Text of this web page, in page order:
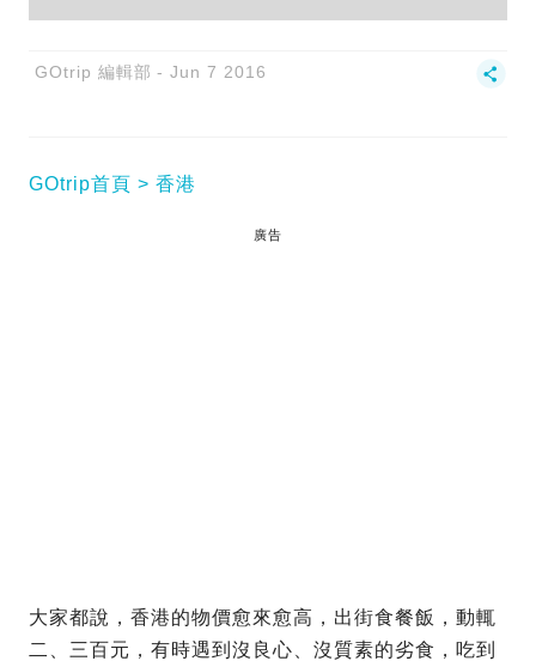
GOtrip 編輯部 Jun 7 2016
GOtrip首頁 香港
廣告
大家都說，香港的物價愈來愈高，出街食餐飯，動輒
二、三百元，有時遇到沒良心、沒質素的劣食，吃到